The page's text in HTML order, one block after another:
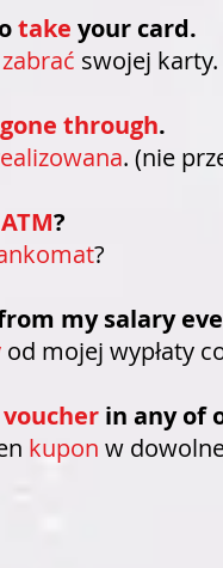
take your card.
zabrać swojej karty.
gone through.
. (nie
ATM?
?
my salary
od mojej wypłaty
voucher in any of
kupon w